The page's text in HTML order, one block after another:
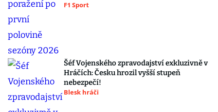
F1 Sport
Šéf Vojenského zpravodajství exkluzivně v
Hráčích: Česku hrozil vyšší stupeň
nebezpečí!
Blesk hráči